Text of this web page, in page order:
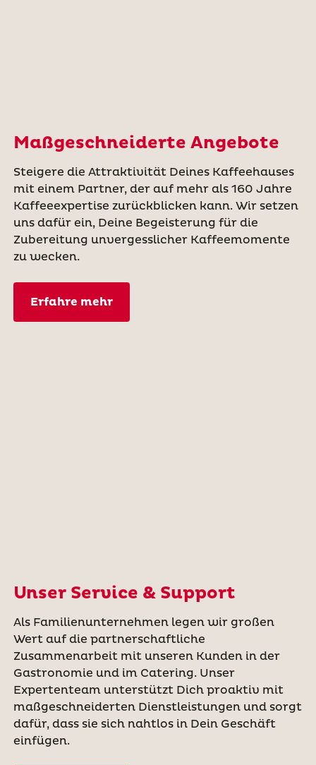
Maßgeschneiderte Angebote
Steigere die Attraktivität Deines Kaffeehauses
mit einem Partner, der auf mehr als 160 Jahre
Kaffeeexpertise zurückblicken kann. Wir setzen
uns dafür ein, Deine Begeisterung für die
Zubereitung unvergesslicher Kaffeemomente
zu wecken.
Erfahre mehr
Unser Service & Support
Als Familienunternehmen legen wir großen
Wert auf die partnerschaftliche
Zusammenarbeit mit unseren Kunden in der
Gastronomie und im Catering. Unser
Expertenteam unterstützt Dich proaktiv mit
maßgeschneiderten Dienstleistungen und sorgt
dafür, dass sie sich nahtlos in Dein Geschäft
einfügen.